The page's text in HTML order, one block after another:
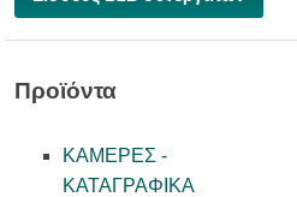
Προϊόντα
ΚΑΜΕΡΕΣ -
KATAΓΡΑΦΙΚΑ